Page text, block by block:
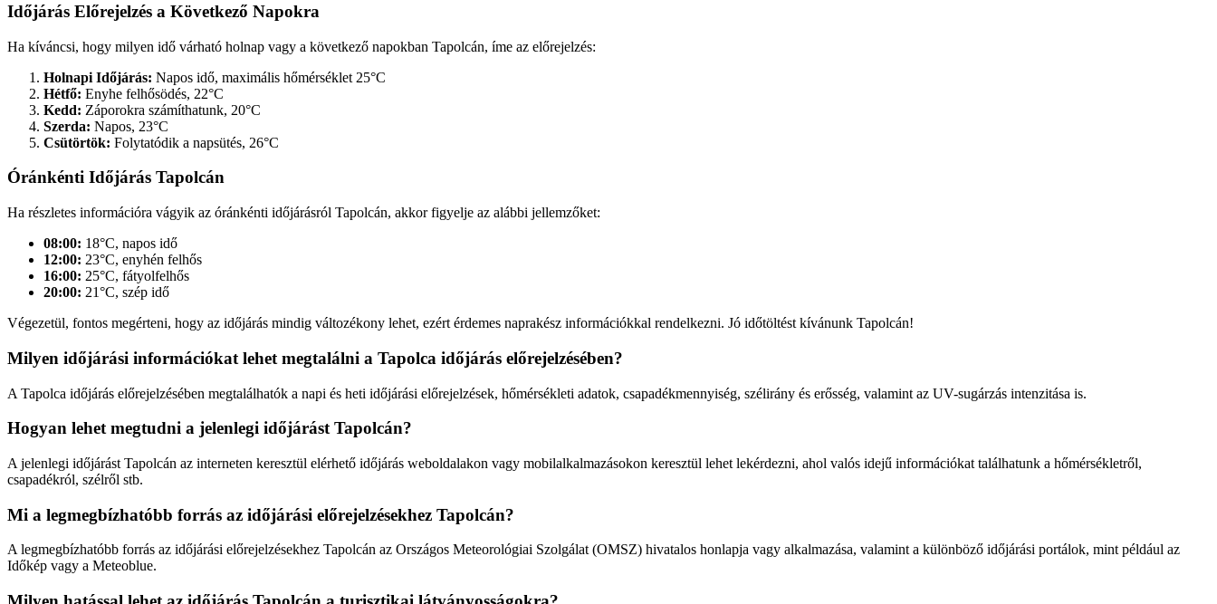
Időjárás Előrejelzés a Következő Napokra
Ha kíváncsi, hogy milyen idő várható holnap vagy a következő napokban Tapolcán, íme az előrejelzés:
Holnapi Időjárás: Napos idő, maximális hőmérséklet 25°C
Hétfő: Enyhe felhősödés, 22°C
Kedd: Záporokra számíthatunk, 20°C
Szerda: Napos, 23°C
Csütörtök: Folytatódik a napsütés, 26°C
Óránkénti Időjárás Tapolcán
Ha részletes információra vágyik az óránkénti időjárásról Tapolcán, akkor figyelje az alábbi jellemzőket:
08:00: 18°C, napos idő
12:00: 23°C, enyhén felhős
16:00: 25°C, fátyolfelhős
20:00: 21°C, szép idő
Végezetül, fontos megérteni, hogy az időjárás mindig változékony lehet, ezért érdemes naprakész információkkal rendelkezni. Jó időtöltést kívánunk Tapolcán!
Milyen időjárási információkat lehet megtalálni a Tapolca időjárás előrejelzésében?
A Tapolca időjárás előrejelzésében megtalálhatók a napi és heti időjárási előrejelzések, hőmérsékleti adatok, csapadékmennyiség, szélirány és erősség, valamint az UV-sugárzás intenzitása is.
Hogyan lehet megtudni a jelenlegi időjárást Tapolcán?
A jelenlegi időjárást Tapolcán az interneten keresztül elérhető időjárás weboldalakon vagy mobilalkalmazásokon keresztül lehet lekérdezni, ahol valós idejű információkat találhatunk a hőmérsékletről,
csapadékról, szélről stb.
Mi a legmegbízhatóbb forrás az időjárási előrejelzésekhez Tapolcán?
A legmegbízhatóbb forrás az időjárási előrejelzésekhez Tapolcán az Országos Meteorológiai Szolgálat (OMSZ) hivatalos honlapja vagy alkalmazása, valamint a különböző időjárási portálok, mint például az
Időkép vagy a Meteoblue.